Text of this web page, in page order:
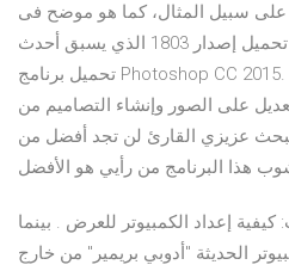
سبيل المثال، كما هو موضح فى
الصورة أعلاه، يمكنك فقط تحميل إصدار 1803 الذي يسبق أحدث
تحميل برنامج Photoshop CC 2015. هناك الكثير من البرامج التي
على الصور وإنشاء التصاميم من
عزيزي القارئ لن تجد أفضل من
هذا البرنامج من رأيي هو الأفضل
كيفية إعداد الكمبيوتر للعرض . بينما
الحديثة "أدوبي بريمير" من خارج